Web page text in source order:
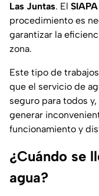
Las Juntas. El SIAPA
procedimiento es
garantizar la
zona.
Este tipo de
que el servicio de
seguro para todos
generar
funcionamiento y
¿Cuándo se
agua?